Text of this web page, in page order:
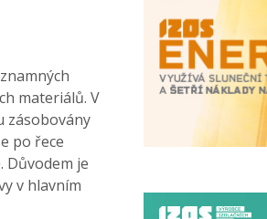
materiálů. V
zásobovány
po řece
Důvodem je
v hlavním